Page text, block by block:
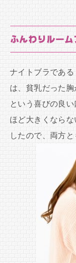
ふんわりルーム
ナイトブラであ
は、貧乳だった
という喜びの良
ほど大きくなら
したので、両方と